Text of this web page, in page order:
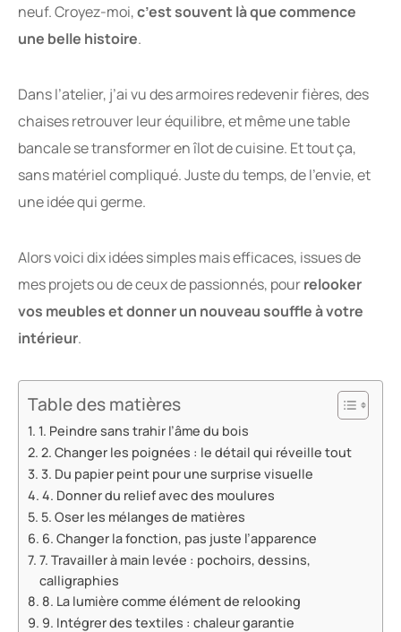
neuf. Croyez-moi,c’est souvent là que commence
une belle histoire.
Dans l’atelier, j’ai vu des armoires redevenir fières, des
chaises retrouver leur équilibre, et même une table
bancale se transformer en îlot de cuisine. Et tout ça,
sans matériel compliqué. Juste du temps, de l’envie, et
une idée qui germe.
Alors voici dix idées simples mais efficaces, issues de
mes projets ou de ceux de passionnés, pourrelooker
vos meubles et donner un nouveau souffle à votre
intérieur.
Table des matières
1. Peindre sans trahir l’âme du bois
2. Changer les poignées : le détail qui réveille tout
3. Du papier peint pour une surprise visuelle
4. Donner du relief avec des moulures
5. Oser les mélanges de matières
6. Changer la fonction, pas juste l’apparence
7. Travailler à main levée : pochoirs, dessins,
calligraphies
8. La lumière comme élément de relooking
9. Intégrer des textiles : chaleur garantie